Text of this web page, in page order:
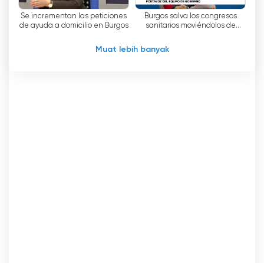
perkembangan yang terjadi di wilayah mereka.
Dari segi pemirsa, El Canal 54 telah
memperoleh hasil yang sangat positif. Menurut
Se incrementan las peticiones
de ayuda a domicilio en Burgos
Burgos salva los congresos
sanitarios moviéndolos de
Muat lebih banyak